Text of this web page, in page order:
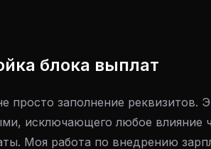
блока выплат
просто заполнение реквизитов.
исключающего любое влияние
Моя работа по внедрению